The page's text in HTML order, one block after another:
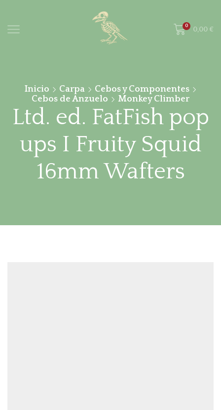
0 0,00 €
Inicio Carpa
Cebos y Componentes
Cebos de Anzuelo
Monkey Climber
Ltd. ed. FatFish pop
ups I Fruity Squid
16mm Wafters